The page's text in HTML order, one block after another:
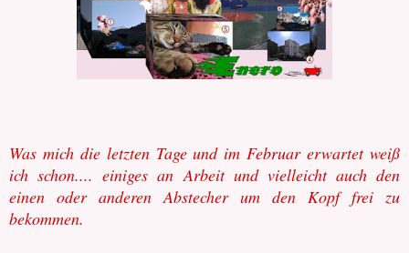
Was mich die letzten Tage und im Februar erwartet weiß
ich schon.... einiges an Arbeit und vielleicht auch den
einen oder anderen Abstecher um den Kopf frei zu
bekommen.